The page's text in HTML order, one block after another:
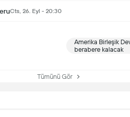
Cts, 26. Eyl - 20:30
Amerika Birleşik
berabere kalacak
Tümünü Gör